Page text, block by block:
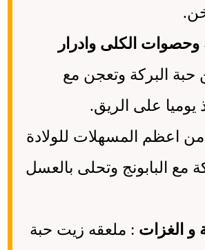
الكلى وادرار
البركة وتعجن مع
يوميا على الريق.
اعظم المسهلات للولادة
مع البابونج وتحلى بالعسل
و الغزات : ملعقه زيت حبة